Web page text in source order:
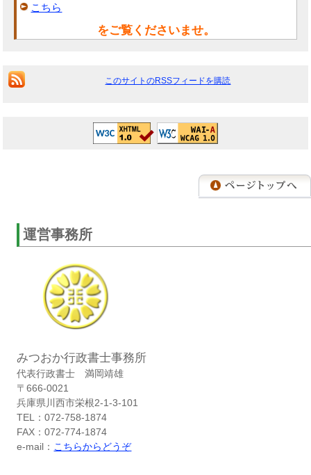
こちら
をご覧くださいませ。
このサイトのRSSフィードを購読
運営事務所
みつおか行政書士事務所
代表行政書士 満岡靖雄
〒666-0021
兵庫県川西市栄根2-1-3-101
TEL：072-758-1874
FAX：072-774-1874
e-mail： こちらからどうぞ